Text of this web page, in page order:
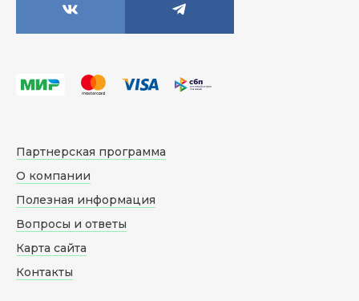
Партнерская программа
О компании
Полезная информация
Вопросы и ответы
Карта сайта
Контакты